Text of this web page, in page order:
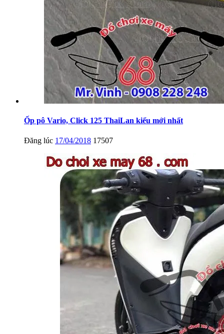
Ốp pô Vario, Click 125 ThaiLan kiểu mới nhất
Đăng lúc 17/04/2018 17507